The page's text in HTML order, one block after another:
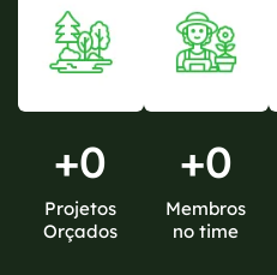
+0
Projetos
Orçados
+0
Membros
no time